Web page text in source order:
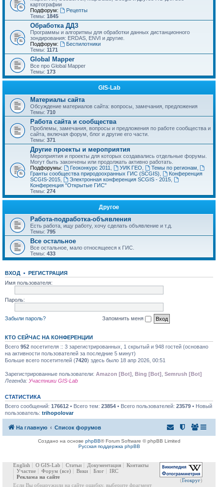
картографии
Подфорум:
Рецепты
Темы: 1845
Обработка ДДЗ
Программы и алгоритмы для обработки данных дистанционного
зондирования: ERDAS, ENVI и другие.
Подфорум:
Беспилотники
Темы: 1171
Global Mapper
Все про Global Mapper
Темы: 173
GIS-Lab
Материалы сайта
Обсуждение материалов сайта: вопросы, замечания, предложения
Темы: 710
Работа сайта и сообщества
Проблемы, замечания, вопросы и предложения по работе сообщества и
сайта, включая форум, блог и другие его части.
Темы: 371
Другие проекты и мероприятия
Мероприятия и проекты для которых создавались отдельные форумы.
Могут быть закончены или продолжать активно работать.
Подфорумы:
Геоконкурс 2011 УИК ГЕО Темы по регионам
Гранты сообщества природоохранных ГИС (SCGIS)
Конференция
SCGIS-2015
Электронная конференция SCGIS - 2015,
Конференция "Открытые ГИС"
Темы: 274
Другое
Работа-подработка-объявления
Есть работа, ищу работу, хочу сделать объявление и т.д.
Темы: 795
Все остальное
Все остальное, мало относящееся к ГИС.
Темы: 433
ВХОД • РЕГИСТРАЦИЯ
Имя пользователя:
Пароль:
Забыли пароль? Запомнить меня
КТО СЕЙЧАС НА КОНФЕРЕНЦИИ
Всего 952 посетителя :: 3 зарегистрированных, 1 скрытый и 948 гостей (основано
на активности пользователей за последние 5 минут)
Больше всего посетителей (7420) здесь было 18 апр 2026, 00:51
Зарегистрированные пользователи: Amazon [Bot] Bing [Bot] Semrush [Bot]
Легенда: Участники GIS-Lab
СТАТИСТИКА
Всего сообщений: 176612 • Всего тем: 23854 • Всего пользователей: 23579 • Новый
пользователь: trihopolovar
На главную Список форумов
Создано на основе phpBB® Forum Software © phpBB Limited
Русская поддержка phpBB
(Геокруг)
English О GIS-Lab Статьи Документация
Контакты
Участие
Форум (все) Вики Блог
IRC
Реклама на сайте
Если Вы обнаружили на сайте ошибку, выберите фрагмент